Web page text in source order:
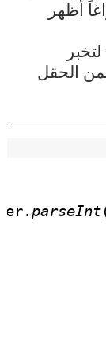
أظهر
الحقل
parseInt